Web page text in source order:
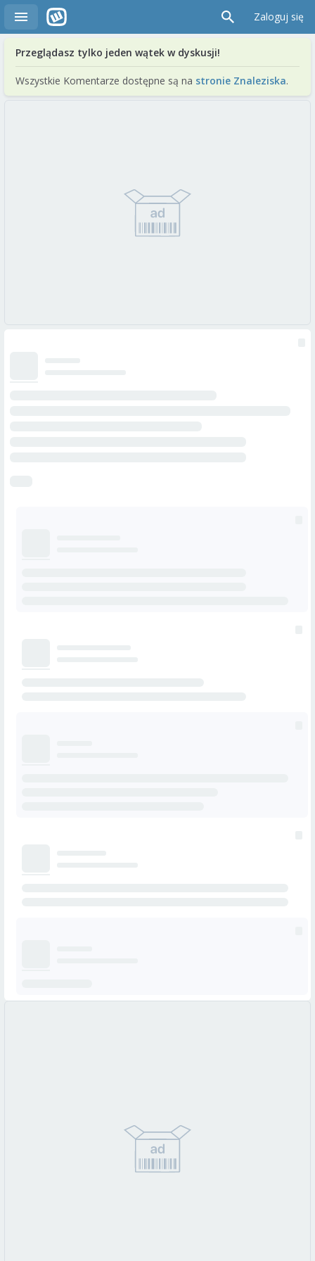
Zaloguj się
Przeglądasz tylko jeden wątek w dyskusji!
Wszystkie Komentarze dostępne są na stronie Znaleziska.